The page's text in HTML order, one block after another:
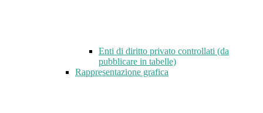
Enti di diritto privato controllati (da
pubblicare in tabelle)
Rappresentazione grafica